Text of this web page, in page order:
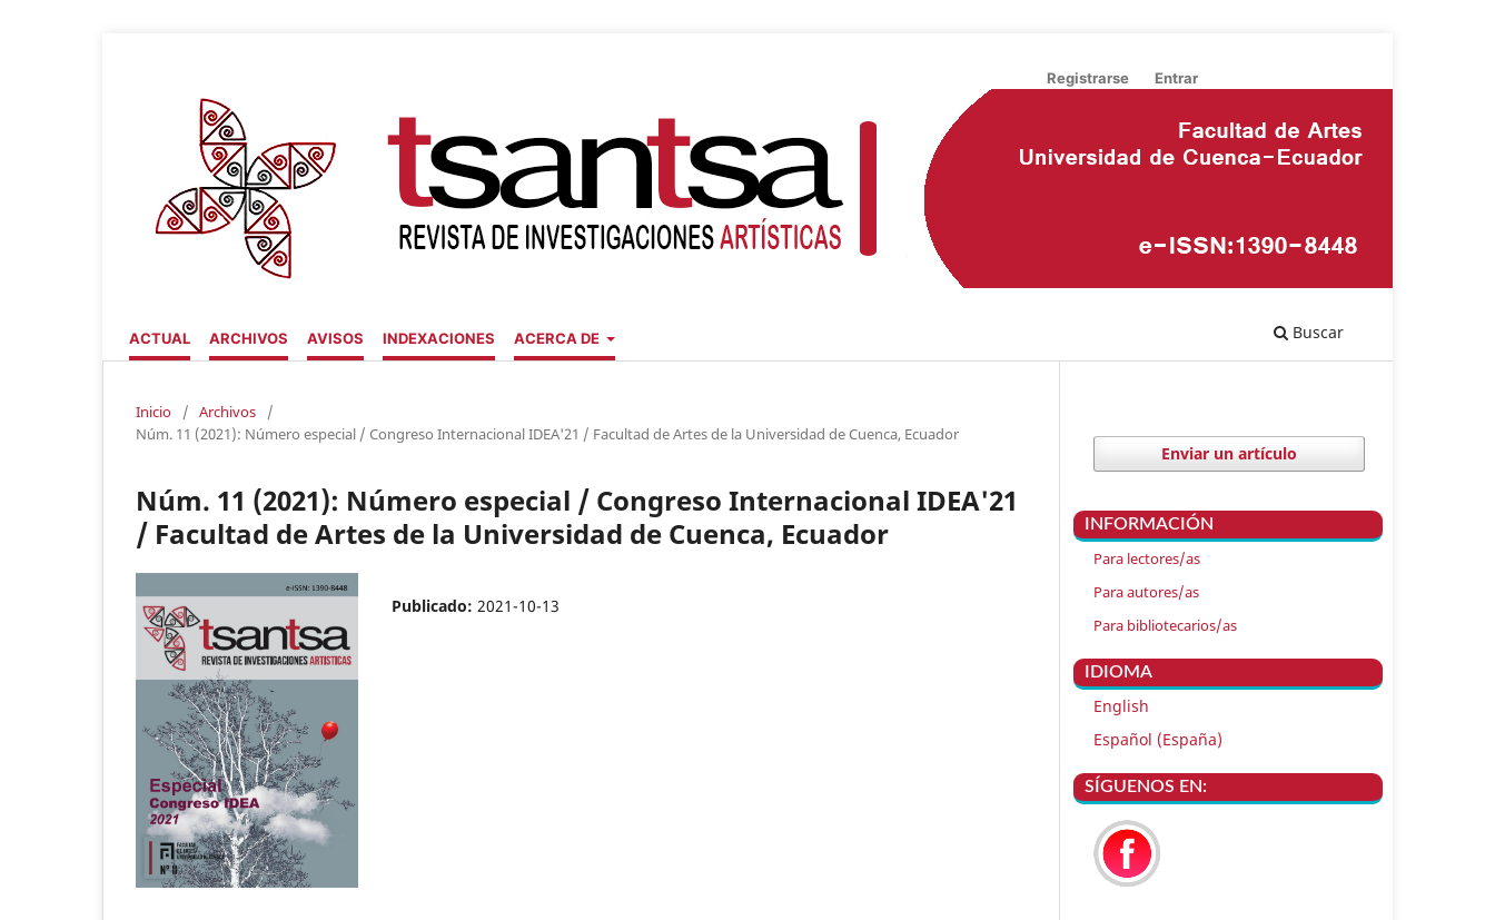
ACTUAL ARCHIVOS AVISOS INDEXACIONES ACERCA DE Buscar
Registrarse Entrar
Inicio / Archivos
/
Núm. 11 (2021): Número especial / Congreso Internacional IDEA'21 / Facultad de Artes de la Universidad de Cuenca, Ecuador
Núm. 11 (2021): Número especial / Congreso Internacional IDEA'21
/ Facultad de Artes de la Universidad de Cuenca, Ecuador
Publicado: 2021-10-13
Enviar un artículo
INFORMACIÓN
Para lectores/as
Para autores/as
Para bibliotecarios/as
IDIOMA
English
Español (España)
SÍGUENOS EN: